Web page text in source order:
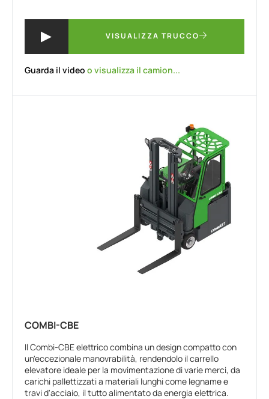
VISUALIZZA TRUCCO
Guarda il video o visualizza il camion...
COMBI-CBE
Il Combi-CBE elettrico combina un design compatto con
un'eccezionale manovrabilità, rendendolo il carrello
elevatore ideale per la movimentazione di varie merci, da
carichi pallettizzati a materiali lunghi come legname e
travi d'acciaio, il tutto alimentato da energia elettrica.